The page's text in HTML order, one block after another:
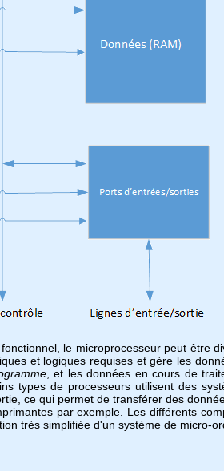
le microprocesseur peut être
et logiques requises et gère les
, et les données en cours de
types de processeurs utilisent des
ce qui permet de transférer des
par exemple. Les différents
très simplifiée d'un système de micro-